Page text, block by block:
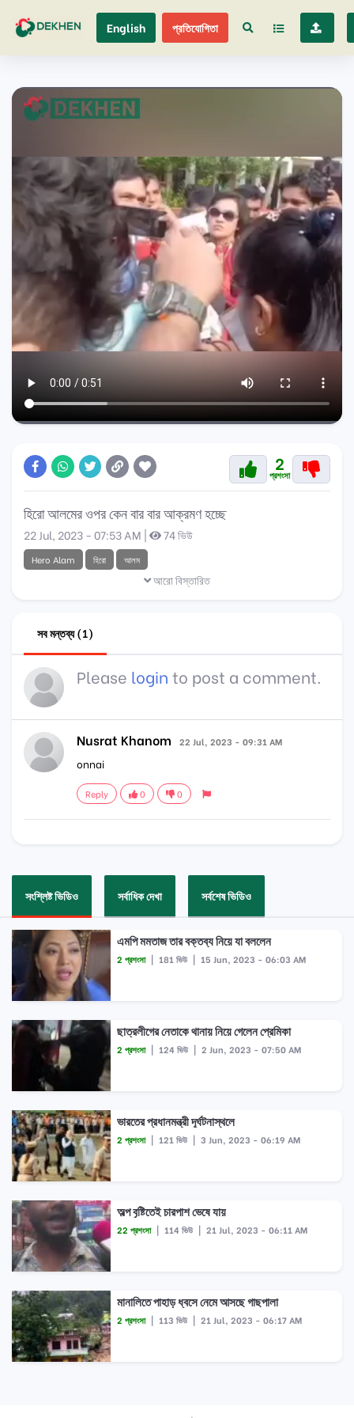
English প্রতিযোগিতা
2
প্রশংসা
হিরো আলমের ওপর কেন বার বার আক্রমণ হচ্ছে
22 Jul, 2023 - 07:53 AM | 74 ভিউ
Hero Alam হিরো আলম
আরো বিস্তারিত
সব মন্তব্য (1)
Please login to post a comment.
Nusrat Khanom 22 Jul, 2023 - 09:31 AM
onnai
Reply 0 0
সংশ্লিষ্ট ভিডিও সর্বাধিক দেখা সর্বশেষ ভিডিও
এমপি মমতাজ তার বক্তব্য নিয়ে যা বললেন
2 প্রশংসা | 181 ভিউ | 15 Jun, 2023 - 06:03 AM
ছাত্রলীগের নেতাকে থানায় নিয়ে গেলেন প্রেমিকা
2 প্রশংসা | 124 ভিউ | 2 Jun, 2023 - 07:50 AM
ভারতের প্রধানমন্ত্রী দূর্ঘটনাস্থলে
2 প্রশংসা | 121 ভিউ | 3 Jun, 2023 - 06:19 AM
অল্প বৃষ্টিতেই চারপাশ ভেষে যায়
22 প্রশংসা | 114 ভিউ | 21 Jul, 2023 - 06:11 AM
মানালিতে পাহাড় ধ্বসে নেমে আসছে গাছপালা
2 প্রশংসা | 113 ভিউ | 21 Jul, 2023 - 06:17 AM